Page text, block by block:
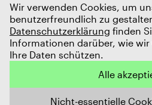
© 2026
Wir verwenden Cookies, um
benutzerfreundlich zu
Datenschutzerklärung finden
Informationen darüber, wie
Ihre Daten schützen.
Alle
Nicht-essentielle